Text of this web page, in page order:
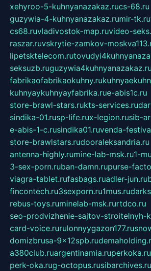
xehyroo-5-kuhnyanazakaz.rucs-68.ru
guzywia-4-kuhnyanazakaz.rumir-tk.ru
cs68.ruvladivostok-map.ruvideo-
raszar.ruvskrytie-zamkov-
lipetsktelecom.ru
seksuzb.ruguzywia4kuhnyanazakaz.ru
fabrikaofabrikaokuhny.ru
kuhnyaykuhnyayfabrika.rue-abis1c.ru
store-brawl-stars.rukts-services.ru
sindika-01.rusp-life.rux-legion.rusib-
e-abis-1-c.rusindika01.ruvenda-
store-brawlstars.rudooraleksandria.ru
antenna-highly.rumine-lab-msk.ru1-
3-sex-porn.ruban-damn.rupurse-
viagra-tablet.rufasbags.ruadler-jun.ru
fincontech.ru3sexporn.ru1mus.ru
rebus-toys.ruminelab-msk.rurtdco.ru
seo-prodvizhenie-sajtov-stroitelnyh-
card-voice.rurulonnyygazon177.ru
domizbrusa-9x12spb.ru
a380club.ruargentinamia.ruperkoka.ru
perk-oka.rug-octopus.rusibarchives.ru